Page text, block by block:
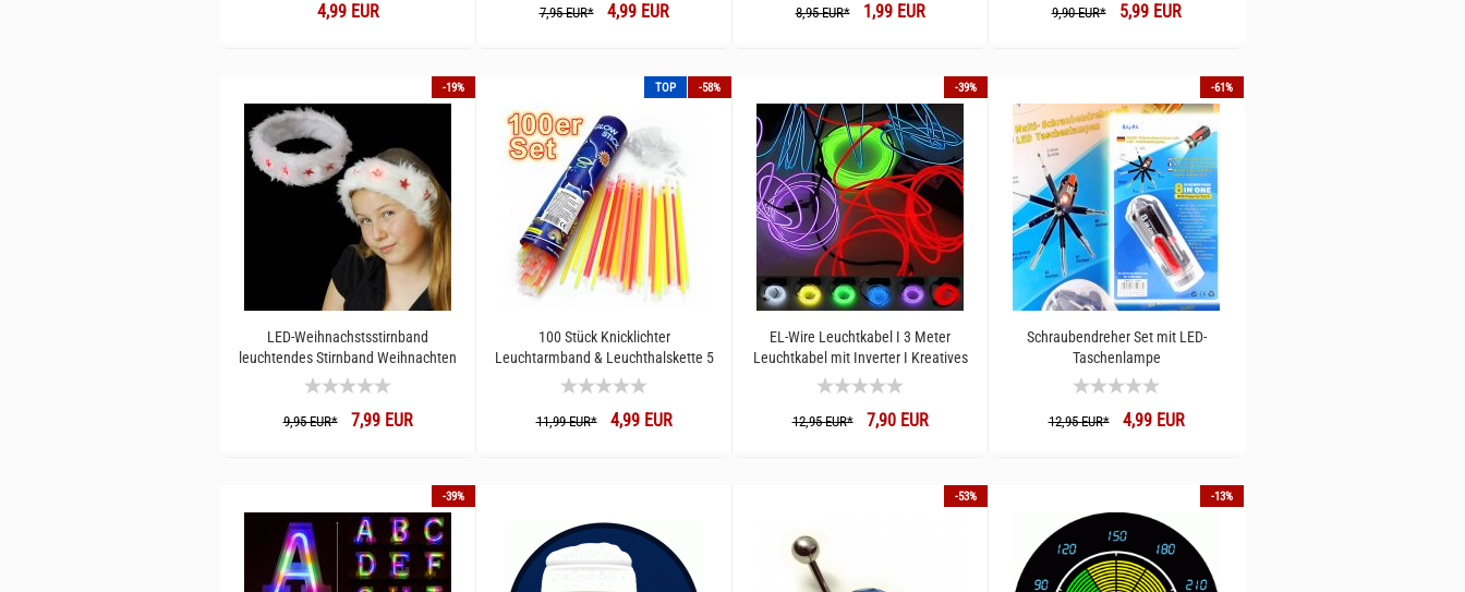
4,99 EUR 7,95 EUR*4,99 EUR 8,95 EUR*1,99 EUR
Musikinstrument
9,90 EUR*5,99 EUR
-19%
LED-Weihnachstsstirnband
leuchtendes Stirnband Weihnachten
9,95 EUR*7,99 EUR
TOP -58%
100 Stück Knicklichter
Leuchtarmband & Leuchthalskette 5
Farben Party Set
11,99 EUR*4,99 EUR
-39%
EL-Wire Leuchtkabel I 3 Meter
Leuchtkabel mit Inverter I Kreatives
basteln mit Licht I LED-Kostüm
Leucht Verkleidung
12,95 EUR*7,90 EUR
-61%
Schraubendreher Set mit LED-
Taschenlampe
12,95 EUR*4,99 EUR
-39% -53% -13%